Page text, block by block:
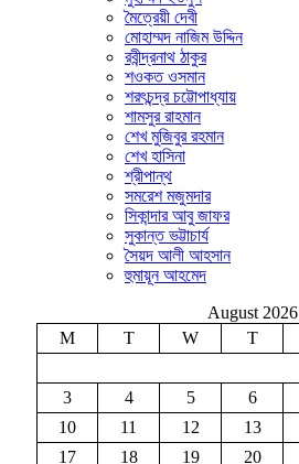
মৈত্রেয়ী দেবী
মোহাম্মদ নাজিম উদ্দিন
রবীন্দ্রনাথ ঠাকুর
শওকত ওসমান
শরৎচন্দ্র চট্টোপাধ্যায়
শামসুর রাহমান
শেখ মুজিবুর রহমান
শেখ হাসিনা
শ্রীপান্থ
সমরেশ মজুমদার
সিকান্দার আবু জাফর
সুকান্ত ভট্টাচার্য
সৈয়দ আলী আহসান
হুমায়ূন আহমেদ
August 2026
M
T W T
3
4 5 6
10
11 12 13
17
18 19 20